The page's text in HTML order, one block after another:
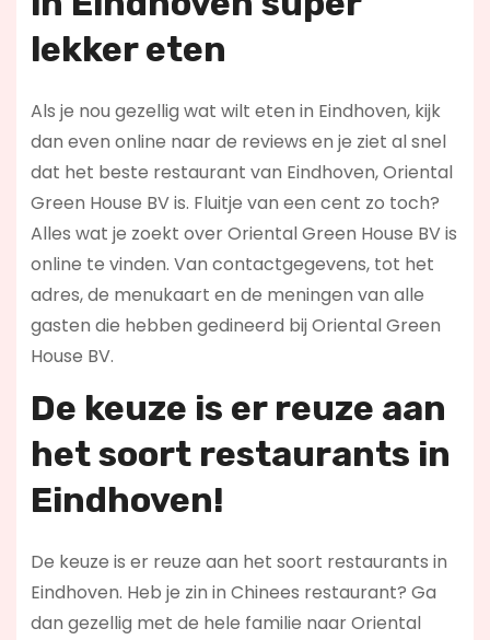
lekker eten
Als je nou gezellig wat wilt eten in Eindhoven, kijk
dan even online naar de reviews en je ziet al snel
dat het beste restaurant van Eindhoven, Oriental
Green House BV is. Fluitje van een cent zo toch?
Alles wat je zoekt over Oriental Green House BV is
online te vinden. Van contactgegevens, tot het
adres, de menukaart en de meningen van alle
gasten die hebben gedineerd bij Oriental Green
House BV.
De keuze is er reuze aan
het soort restaurants in
Eindhoven!
De keuze is er reuze aan het soort restaurants in
Eindhoven. Heb je zin in Chinees restaurant? Ga
dan gezellig met de hele familie naar Oriental